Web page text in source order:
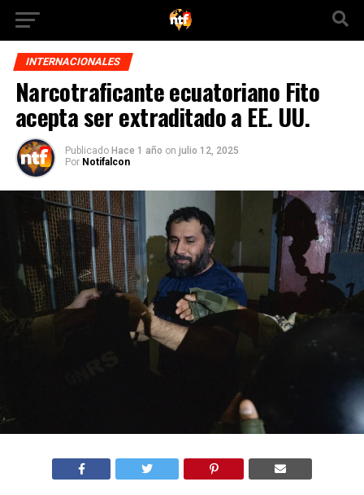
INTERNACIONALES
Narcotraficante ecuatoriano Fito
acepta ser extraditado a EE. UU.
Publicado Hace 1 año on julio 12, 2025
Por Notifalcon